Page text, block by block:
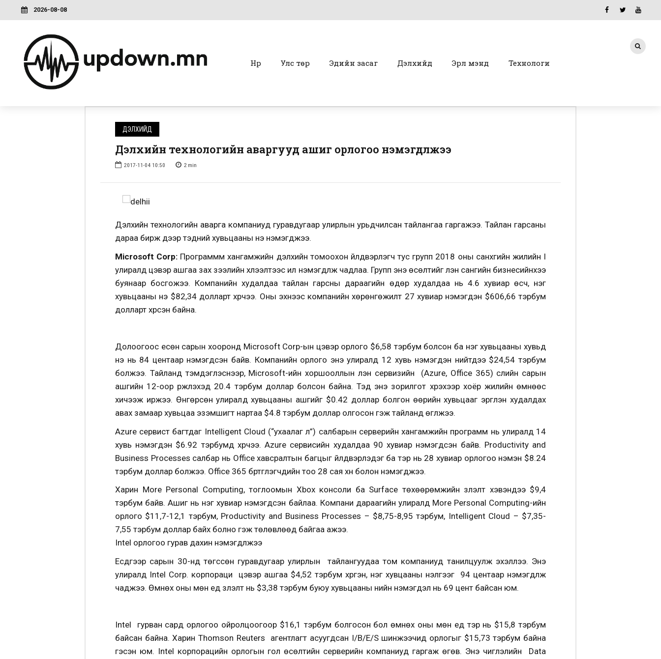
2026-08-08
Нүүр Улс төр Эдийн засаг Дэлхийд Эрүүл мэнд Технологи
ДЭЛХИЙД
Дэлхийн технологийн аваргууд ашиг орлогоо нэмэгдүүлжээ
2017-11-04 10:50 2 min
Дэлхийн технологийн аварга компаниуд гуравдугаар улирлын урьдчилсан тайлангаа гаргажээ. Тайлан гарсаны
дараа бирж дээр тэдний хувьцааны үнэ нэмэгджээ.
Microsoft Corp: Программм хангамжийн дэлхийн томоохон үйлдвэрлэгч тус групп 2018 оны санхүүгийн жилийн I
улиралд цэвэр ашгаа зах зээлийн хүлээлтээс илүү нэмэгдүүлж чадлаа. Групп энэ өсөлтийг үүлэн сангийн бизнесийнхээ
буянаар босгожээ. Компанийн худалдаа тайлан гарсны дараагийн өдөр худалдаа нь 4.6 хувиар өсч, нэг
хувьцааны үнэ $82,34 долларт хүрчээ. Оны эхнээс компанийн хөрөнгөжилт 27 хувиар нэмэгдэн $606,66 тэрбум
долларт хүрсэн байна.
Долоогоос есөн сарын хооронд Microsoft Corp-ын цэвэр орлого $6,58 тэрбум болсон ба нэг хувьцааны хувьд
үнэ нь 84 центаар нэмэгдсэн байв. Компанийн орлого энэ улиралд 12 хувь нэмэгдэн нийтдээ $24,54 тэрбум
болжээ. Тайланд тэмдэглэснээр, Microsoft-ийн хоршооллын үүлэн сервизийн (Azure, Office 365) сүүлийн сарын
ашгийн 12-оор үржүүлэхэд 20.4 тэрбум доллар болсон байна. Тэд энэ зорилгот хүрэхээр хоёр жилийн өмнөөс
хичээж иржээ. Өнгөрсөн улиралд хувьцааны ашгийг $0.42 доллар болгон өөрийн хувьцааг эргүүлэн худалдах
авах замаар хувьцаа эзэмшигт нартаа $4.8 тэрбум доллар олгосон гэж тайланд өгүүлжээ.
Azure сервист багтдаг Intelligent Cloud (“ухаалаг үүл”) салбарын серверийн хангамжийн программ нь улиралд 14
хувь нэмэгдэн $6.92 тэрбумд хүрчээ. Azure сервисийн худалдаа 90 хувиар нэмэгдсэн байв. Productivity and
Business Processes салбар нь Office хавсралтын багцыг үйлдвэрлэдэг ба тэр нь 28 хувиар орлогоо нэмэн $8.24
тэрбум доллар болжээ. Office 365 бүртгүүлэгчдийн тоо 28 сая хүн болон нэмэгджээ.
Харин More Personal Computing, тоглоомын Xbox консоли ба Surface төхөөрөмжийн үзүүлэлт хэвэндээ $9,4
тэрбум байв. Ашиг нь нэг хувиар нэмэгдсэн байлаа. Компани дараагийн улиралд More Personal Computing-ийн
орлого $11,7-12,1 тэрбум, Productivity and Business Processes – $8,75-8,95 тэрбум, Intelligent Cloud – $7,35-
7,55 тэрбум доллар байх болно гэж төлөвлөөд байгаа ажээ.
Intel орлогоо гурав дахин нэмэгдүүлжээ
Есдүгээр сарын 30-нд төгссөн гуравдугаар улирлын тайлангуудаа том компаниуд танилцуулж эхэллээ. Энэ
улиралд Intel Corp. корпораци цэвэр ашгаа $4,52 тэрбум хүргэн, нэг хувцааны үнэлгээг 94 центаар нэмэгдүүлж
чаджээ. Өмнөх оны мөн үед үзүүлэлт нь $3,38 тэрбум буюу хувьцааны үнийн нэмэгдэл нь 69 цент байсан юм.
Intel гурван сард орлогоо ойролцоогоор $16,1 тэрбум болгосон бол өмнөх оны мөн үед тэр нь $15,8 тэрбум
байсан байна. Харин Thomson Reuters агентлагт асуугдсан I/B/E/S шинжээчид орлогыг $15,73 тэрбум байна
гэсэн юм. Intel корпорацийн орлогын гол өсөлтийн серверийн компаниуд гаргаж өгөв. Энэ чиглэлийн Data